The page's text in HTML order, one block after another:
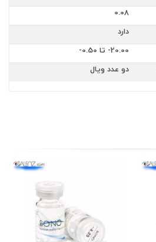
0.08
دارد
20.00- تا 0.50-
دو عدد ویال